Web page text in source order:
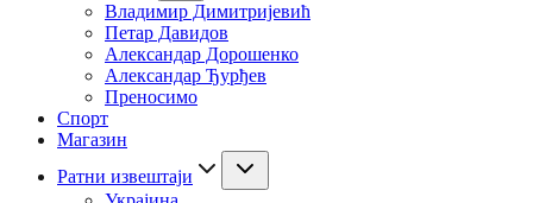
Владимир Димитријевић
Петар Давидов
Александар Дорошенко
Александар Ђурђев
Преносимо
Спорт
Магазин
Ратни извештаји